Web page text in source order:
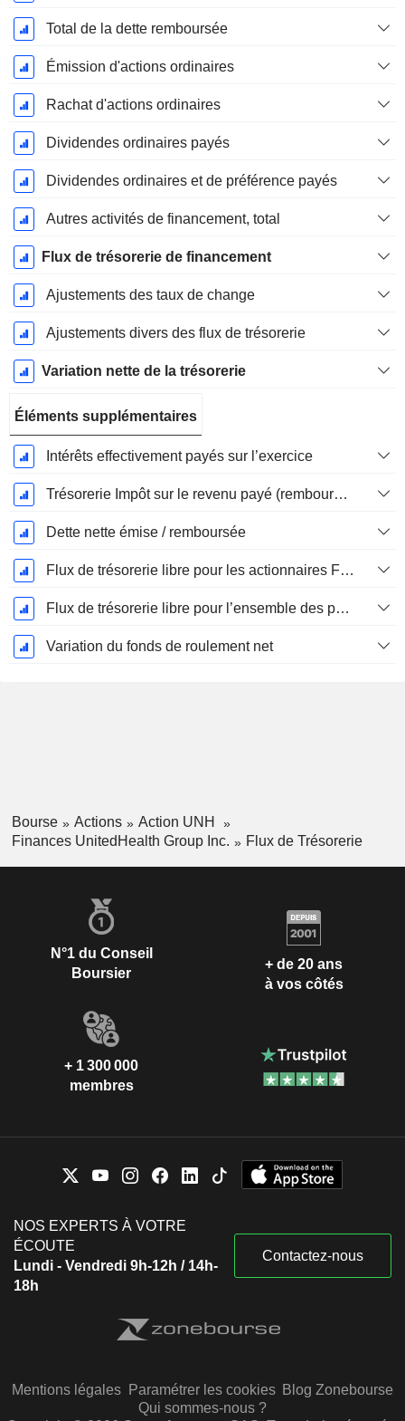
Total de la dette remboursée
Émission d'actions ordinaires
Rachat d'actions ordinaires
Dividendes ordinaires payés
Dividendes ordinaires et de préférence payés
Autres activités de financement, total
Flux de trésorerie de financement
Ajustements des taux de change
Ajustements divers des flux de trésorerie
Variation nette de la trésorerie
Éléments supplémentaires
Intérêts effectivement payés sur l’exercice
Trésorerie Impôt sur le revenu payé (remboursement)Impôt effectivement payé (remboursé) sur l’exercice
Dette nette émise / remboursée
Flux de trésorerie libre pour les actionnaires FCFE
Flux de trésorerie libre pour l’ensemble des pourvoyeurs de fonds (créanciers et actionnaires) FCFF
Variation du fonds de roulement net
Bourse Actions
Action UNH
Finances UnitedHealth Group Inc.
Flux de Trésorerie
N°1 du Conseil
Boursier
+ de 20 ans
à vos côtés
+ 1 300 000
membres
NOS EXPERTS À VOTRE
ÉCOUTE
Lundi - Vendredi 9h-12h / 14h-
18h
Contactez-nous
Mentions légales Paramétrer les cookies Blog Zonebourse
Qui sommes-nous ?